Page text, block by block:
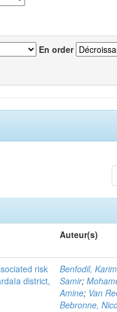
En order
Auteur(s)
risk
district,
Benfodil,
Samir;
Amine; Van
Bebronne,